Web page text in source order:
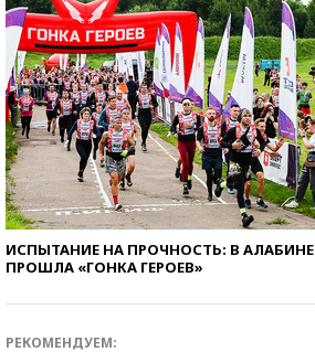
ИСПЫТАНИЕ НА ПРОЧНОСТЬ: В АЛАБИНЕ
ПРОШЛА «ГОНКА ГЕРОЕВ»
РЕКОМЕНДУЕМ: